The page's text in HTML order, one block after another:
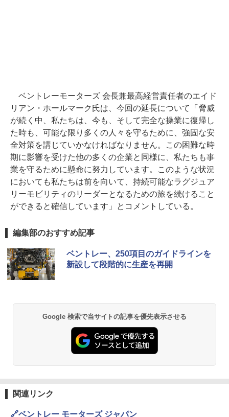
ベントレーモーターズ 会長兼最高経営責任者のエイド
リアン・ホールマーク氏は、今回の延長について「脅威
が続く中、私たちは、今も、そして完全な操業に復帰し
た時も、可能な限り多くの人々を守るために、強固な安
全対策を講じていかなければなりません。この困難な時
期に影響を受けた他の多くの企業と同様に、私たちも事
業を守るために懸命に努力しています。このような状況
においても私たちは前を向いて、持続可能なラグジュア
リーモビリティのリーダーとなるための旅を続けること
ができると確信しています」とコメントしている。
編集部のおすすめ記事
ベントレー、250項目のガイドラインを
新設して段階的に生産を再開
Google 検索で当サイトの記事を優先表示させる
関連リンク
🔗ベントレー モーターズ ジャパン